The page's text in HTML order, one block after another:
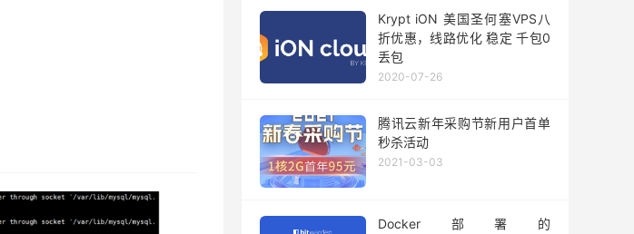
Krypt iON 美国圣何塞VPS八
折优惠，线路优化 稳定 千包0
丢包
2020-07-26
腾讯云新年采购节新用户首单
秒杀活动
2021-03-03
Docker部署的